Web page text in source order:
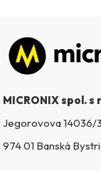
Zápätie
MICRONIX spol. s
Jegorovova 14036/
974 01 Banská